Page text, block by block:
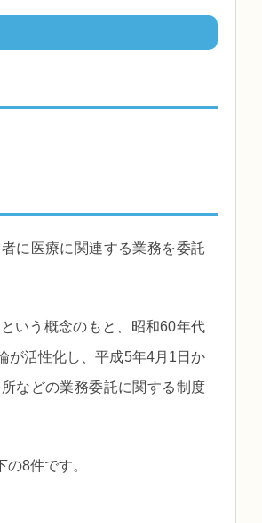
に医療に関連する業務を委託
いう概念のもと、昭和60年代
が活性化し、平成5年4月1日か
などの業務委託に関する制度
8件です。